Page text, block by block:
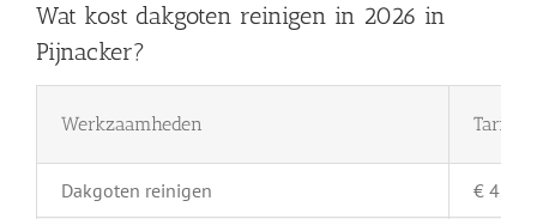
Wat kost dakgoten reinigen in 2026 in
Pijnacker?
Werkzaamheden Tarief
Dakgoten reinigen € 4,-